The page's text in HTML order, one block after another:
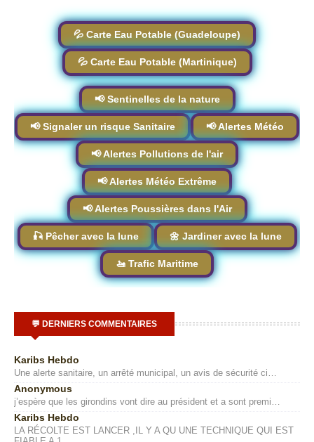
💦 Carte Eau Potable (Guadeloupe)
💦 Carte Eau Potable (Martinique)
📢 Sentinelles de la nature
📢 Signaler un risque Sanitaire 📢 Alertes Météo
📢 Alertes Pollutions de l'air
📢 Alertes Météo Extrême
📢 Alertes Poussières dans l'Air
🎣 Pêcher avec la lune 🌼 Jardiner avec la lune
🚤 Trafic Maritime
💬 DERNIERS COMMENTAIRES
Karibs Hebdo
Une alerte sanitaire, un arrêté municipal, un avis de sécurité ci…
Anonymous
j’espère que les girondins vont dire au président et a sont premi…
Karibs Hebdo
LA RÉCOLTE EST LANCER ,IL Y A QU UNE TECHNIQUE QUI EST